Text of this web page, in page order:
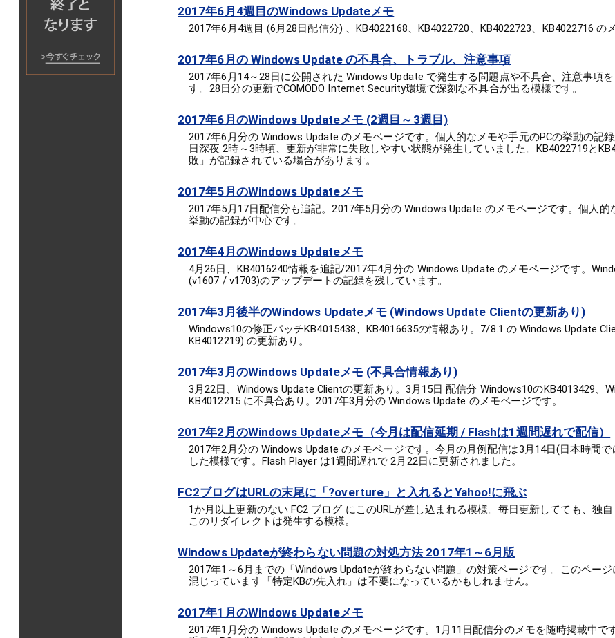
2017年6月4週目のWindows Updateメモ
2017年6月4週目 (6月28日配信分) 、KB4022168、KB4022720、KB4022723、KB4022716 の
2017年6月の Windows Update の不具合、トラブル、注意事項
2017年6月14～28日に公開された Windows Update で発生する問題点や不具合、注意事項
す。28日分の更新でCOMODO Internet Security環境で深刻な不具合が出る模様です。
2017年6月のWindows Updateメモ (2週目～3週目)
2017年6月分の Windows Update のメモページです。個人的なメモや手元のPCの挙動の記
日深夜 2時～3時頃、更新が非常に失敗しやすい状態が発生していました。KB4022719と
敗」が記録されている場合があります。
2017年5月のWindows Updateメモ
2017年5月17日配信分も追記。2017年5月分の Windows Update のメモページです。個人的
挙動の記録が中心です。
2017年4月のWindows Updateメモ
4月26日、KB4016240情報を追記/2017年4月分の Windows Update のメモページです。
(v1607 / v1703)のアップデートの記録を残しています。
2017年3月後半のWindows Updateメモ (Windows Update Clientの更新あり)
Windows10の修正パッチKB4015438、KB4016635の情報あり。7/8.1 の Windows Update
KB4012219) の更新あり。
2017年3月のWindows Updateメモ (不具合情報あり)
3月22日、Windows Update Clientの更新あり。3月15日 配信分 Windows10のKB4013429、
KB4012215 に不具合あり。2017年3月分の Windows Update のメモページです。
2017年2月のWindows Updateメモ（今月は配信延期 / Flashは1週間遅れで配信）
2017年2月分の Windows Update のメモページです。今月の月例配信は3月14日(日本時間
した模様です。Flash Player は1週間遅れで 2月22日に更新されました。
FC2ブログはURLの末尾に「?overture」と入れるとYahoo!に飛ぶ
1か月以上更新のない FC2 ブログ にこのURLが差し込まれる模様。毎日更新してても、独
このリダイレクトは発生する模様。
Windows Updateが終わらない問題の対処方法 2017年1～6月版
2017年1～6月までの「Windows Updateが終わらない問題」の対策ページです。このペー
混じっています「特定KBの先入れ」は不要になっているかもしれません。
2017年1月のWindows Updateメモ
2017年1月分の Windows Update のメモページです。1月11日配信分のメモを随時掲載中で